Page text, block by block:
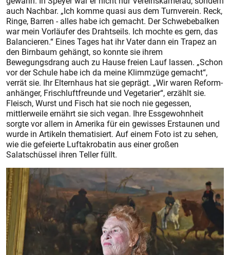
auch Nachbar. „Ich komme quasi aus dem Turnverein. Reck,
Ringe, Barren - alles habe ich gemacht. Der Schwebebalken
war mein Vorläufer des Drahtseils. Ich mochte es gern, das
Balancieren.“ Eines Tages hat ihr Vater dann ein Trapez an
den Birnbaum gehängt, so konnte sie ihrem
Bewegungsdrang auch zu Hause freien Lauf lassen. „Schon
vor der Schule habe ich da meine Klimmzüge gemacht“,
verrät sie. Ihr Elternhaus hat sie geprägt. „Wir waren Reform­
anhänger, Frischluftfreunde und Vegetarier“, erzählt sie.
Fleisch, Wurst und Fisch hat sie noch nie gegessen,
mittlerweile ernährt sie sich vegan. Ihre Essgewohnheit
sorgte vor allem in Amerika für ein gewisses Erstaunen und
wurde in Artikeln thematisiert. Auf einem Foto ist zu sehen,
wie die gefeierte Luftakrobatin aus einer großen
Salatschüssel ihren Teller füllt.